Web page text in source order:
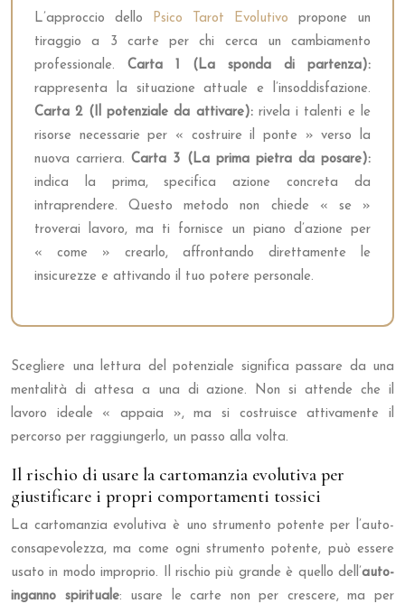
L’approccio dello Psico Tarot Evolutivo propone un
tiraggio a 3 carte per chi cerca un cambiamento
professionale. Carta 1 (La sponda di partenza):
rappresenta la situazione attuale e l’insoddisfazione.
Carta 2 (Il potenziale da attivare):rivela i talenti e le
risorse necessarie per « costruire il ponte » verso la
nuova carriera.Carta 3 (La prima pietra da posare):
indica la prima, specifica azione concreta da
intraprendere. Questo metodo non chiede « se »
troverai lavoro, ma ti fornisce un piano d’azione per
« come » crearlo, affrontando direttamente le
insicurezze e attivando il tuo potere personale.
Scegliere una lettura del potenziale significa passare da una
mentalità di attesa a una di azione. Non si attende che il
lavoro ideale « appaia », ma si costruisce attivamente il
percorso per raggiungerlo, un passo alla volta.
Il rischio di usare la cartomanzia evolutiva per
giustificare i propri comportamenti tossici
La cartomanzia evolutiva è uno strumento potente per l’auto-
consapevolezza, ma come ogni strumento potente, può essere
usato in modo improprio. Il rischio più grande è quello dell’auto-
inganno spirituale: usare le carte non per crescere, ma per